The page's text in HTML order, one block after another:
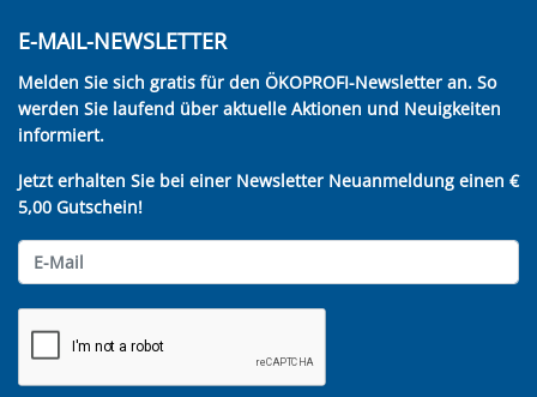
E-MAIL-NEWSLETTER
Melden Sie sich gratis für den ÖKOPROFI-Newsletter an. So
werden Sie laufend über aktuelle Aktionen und Neuigkeiten
informiert.
Jetzt erhalten Sie bei einer Newsletter Neuanmeldung einen €
5,00 Gutschein!